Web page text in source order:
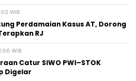
WIB
Perdamaian Kasus AT, Dorong
RJ
WIB
Catur SIWO PWI–STOK
Digelar